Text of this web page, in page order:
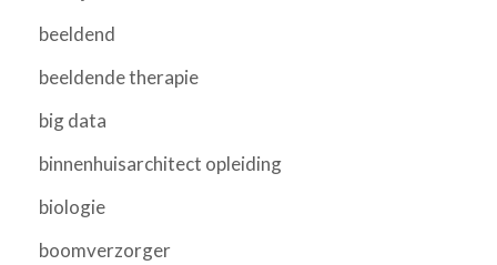
beeldend
beeldende therapie
big data
binnenhuisarchitect opleiding
biologie
boomverzorger